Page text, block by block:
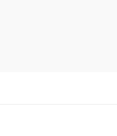
162,82 TL